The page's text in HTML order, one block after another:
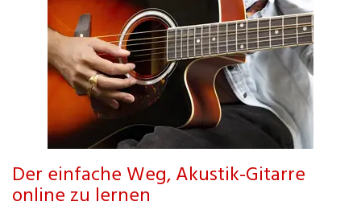
Der einfache Weg, Akustik-Gitarre
online zu lernen